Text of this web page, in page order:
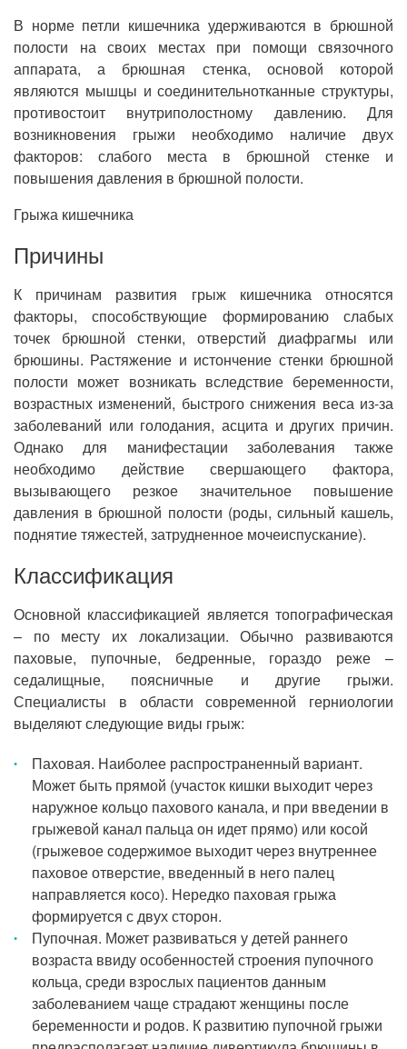
В норме петли кишечника удерживаются в брюшной
полости на своих местах при помощи связочного
аппарата, а брюшная стенка, основой которой
являются мышцы и соединительнотканные структуры,
противостоит внутриполостному давлению. Для
возникновения грыжи необходимо наличие двух
факторов: слабого места в брюшной стенке и
повышения давления в брюшной полости.
Грыжа кишечника
Причины
К причинам развития грыж кишечника относятся
факторы, способствующие формированию слабых
точек брюшной стенки, отверстий диафрагмы или
брюшины. Растяжение и истончение стенки брюшной
полости может возникать вследствие беременности,
возрастных изменений, быстрого снижения веса из-за
заболеваний или голодания, асцита и других причин.
Однако для манифестации заболевания также
необходимо действие свершающего фактора,
вызывающего резкое значительное повышение
давления в брюшной полости (роды, сильный кашель,
поднятие тяжестей, затрудненное мочеиспускание).
Классификация
Основной классификацией является топографическая
– по месту их локализации. Обычно развиваются
паховые, пупочные, бедренные, гораздо реже –
седалищные, поясничные и другие грыжи.
Специалисты в области современной герниологии
выделяют следующие виды грыж:
Паховая. Наиболее распространенный вариант.
Может быть прямой (участок кишки выходит через
наружное кольцо пахового канала, и при введении в
грыжевой канал пальца он идет прямо) или косой
(грыжевое содержимое выходит через внутреннее
паховое отверстие, введенный в него палец
направляется косо). Нередко паховая грыжа
формируется с двух сторон.
Пупочная. Может развиваться у детей раннего
возраста ввиду особенностей строения пупочного
кольца, среди взрослых пациентов данным
заболеванием чаще страдают женщины после
беременности и родов. К развитию пупочной грыжи